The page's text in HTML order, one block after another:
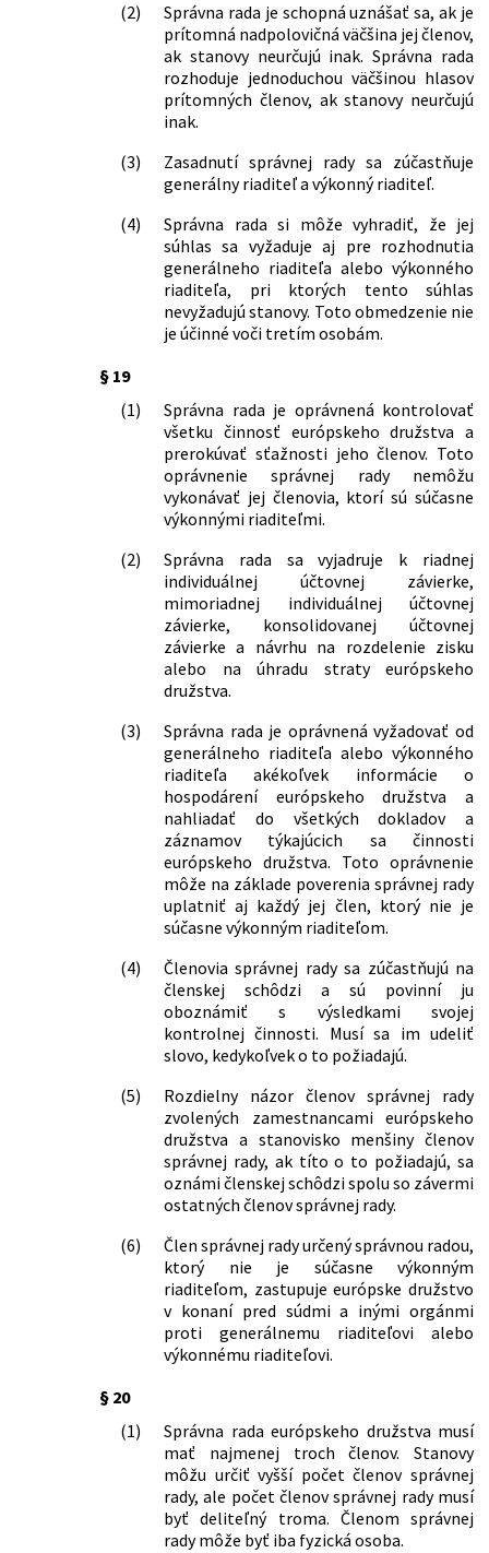
(2)
Správna rada je schopná uznášať sa, ak je
prítomná nadpolovičná väčšina jej členov,
ak stanovy neurčujú inak. Správna rada
rozhoduje jednoduchou väčšinou hlasov
prítomných členov, ak stanovy neurčujú
inak.
(3)
Zasadnutí správnej rady sa zúčastňuje
generálny riaditeľ a výkonný riaditeľ.
(4)
Správna rada si môže vyhradiť, že jej
súhlas sa vyžaduje aj pre rozhodnutia
generálneho riaditeľa alebo výkonného
riaditeľa, pri ktorých tento súhlas
nevyžadujú stanovy. Toto obmedzenie nie
je účinné voči tretím osobám.
§ 19
(1)
Správna rada je oprávnená kontrolovať
všetku činnosť európskeho družstva a
prerokúvať sťažnosti jeho členov. Toto
oprávnenie správnej rady nemôžu
vykonávať jej členovia, ktorí sú súčasne
výkonnými riaditeľmi.
(2)
Správna rada sa vyjadruje k riadnej
individuálnej účtovnej závierke,
mimoriadnej individuálnej účtovnej
závierke, konsolidovanej účtovnej
závierke a návrhu na rozdelenie zisku
alebo na úhradu straty európskeho
družstva.
(3)
Správna rada je oprávnená vyžadovať od
generálneho riaditeľa alebo výkonného
riaditeľa akékoľvek informácie o
hospodárení európskeho družstva a
nahliadať do všetkých dokladov a
záznamov týkajúcich sa činnosti
európskeho družstva. Toto oprávnenie
môže na základe poverenia správnej rady
uplatniť aj každý jej člen, ktorý nie je
súčasne výkonným riaditeľom.
(4)
Členovia správnej rady sa zúčastňujú na
členskej schôdzi a sú povinní ju
oboznámiť s výsledkami svojej
kontrolnej činnosti. Musí sa im udeliť
slovo, kedykoľvek o to požiadajú.
(5)
Rozdielny názor členov správnej rady
zvolených zamestnancami európskeho
družstva a stanovisko menšiny členov
správnej rady, ak títo o to požiadajú, sa
oznámi členskej schôdzi spolu so závermi
ostatných členov správnej rady.
(6)
Člen správnej rady určený správnou radou,
ktorý nie je súčasne výkonným
riaditeľom, zastupuje európske družstvo
v konaní pred súdmi a inými orgánmi
proti generálnemu riaditeľovi alebo
výkonnému riaditeľovi.
§ 20
(1)
Správna rada európskeho družstva musí
mať najmenej troch členov. Stanovy
môžu určiť vyšší počet členov správnej
rady, ale počet členov správnej rady musí
byť deliteľný troma. Členom správnej
rady môže byť iba fyzická osoba.